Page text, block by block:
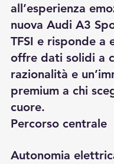
all’esperienza
nuova Audi A3
TFSI e risponde a
offre dati solidi a
razionalità e
premium a chi
cuore.
Percorso centrale
Autonomia